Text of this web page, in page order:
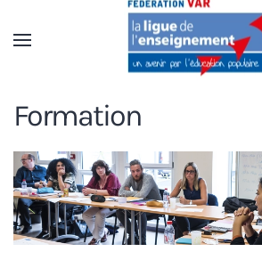
Accéder au contenu principal
Formation